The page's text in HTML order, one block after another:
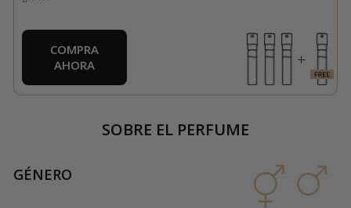
COMPRA
AHORA
SOBRE EL PERFUME
GÉNERO